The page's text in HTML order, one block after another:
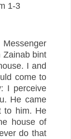
1-3
Zainab bint
I and
come to
I perceive
He came
to him. He
house of
do that